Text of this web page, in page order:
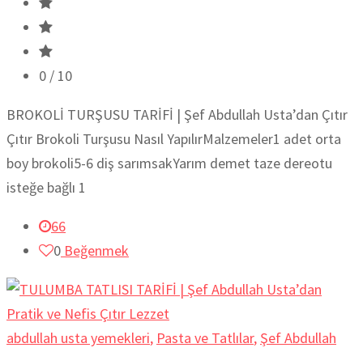
0 / 10
BROKOLİ TURŞUSU TARİFİ | Şef Abdullah Usta’dan Çıtır
Çıtır Brokoli Turşusu Nasıl YapılırMalzemeler1 adet orta
boy brokoli5-6 diş sarımsakYarım demet taze dereotu
isteğe bağlı 1
66
0 Beğenmek
abdullah usta yemekleri, Pasta ve Tatlılar, Şef Abdullah